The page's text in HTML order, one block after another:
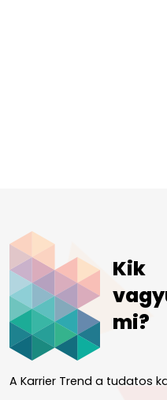
Kik
mi?
A Karrier Trend a tudatos